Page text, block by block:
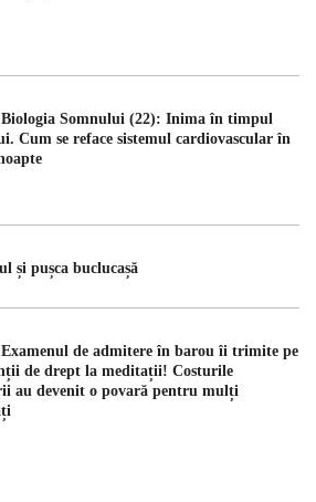
Biologia Somnului (22): Inima în timpul
Cum se reface sistemul cardiovascular în
și pușca buclucașă
Examenul de admitere în barou îi trimite pe
de drept la meditații! Costurile
au devenit o povară pentru mulți